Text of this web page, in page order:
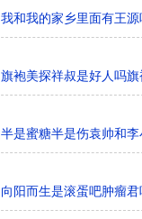
我和我的家乡里面有王源
旗袍美探祥叔是好人吗旗
半是蜜糖半是伤袁帅和
向阳而生是滚蛋吧肿瘤君